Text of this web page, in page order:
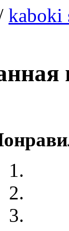
kaboki